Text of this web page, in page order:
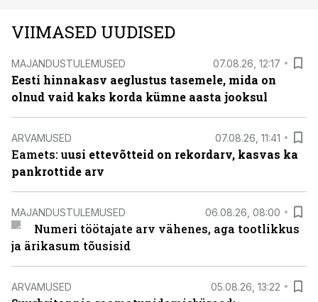
VIIMASED UUDISED
MAJANDUSTULEMUSED 07.08.26, 12:17
Eesti hinnakasv aeglustus tasemele, mida on
olnud vaid kaks korda kümne aasta jooksul
ARVAMUSED 07.08.26, 11:41
Eamets: uusi ettevõtteid on rekordarv, kasvas ka
pankrottide arv
MAJANDUSTULEMUSED 06.08.26, 08:00
Numeri töötajate arv vähenes, aga tootlikkus
ja ärikasum tõusisid
ARVAMUSED 05.08.26, 13:22